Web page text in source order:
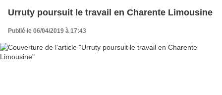
Urruty poursuit le travail en Charente Limousine
Publié le 06/04/2019 à 17:43